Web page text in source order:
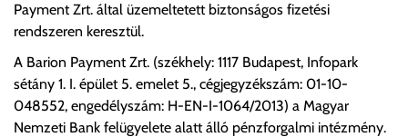
Payment Zrt. által üzemeltetett biztonságos fizetési
rendszeren keresztül.
A Barion Payment Zrt. (székhely: 1117 Budapest, Infopark
sétány 1. I. épület 5. emelet 5., cégjegyzékszám: 01-10-
048552, engedélyszám: H-EN-I-1064/2013) a Magyar
Nemzeti Bank felügyelete alatt álló pénzforgalmi intézmény.